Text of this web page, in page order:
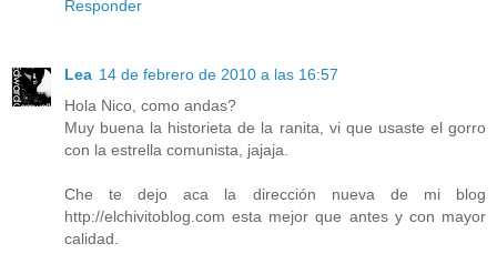
Responder
Lea 14 de febrero de 2010 a las 16:57
Hola Nico, como andas?
Muy buena la historieta de la ranita, vi que usaste el gorro
con la estrella comunista, jajaja.
Che te dejo aca la dirección nueva de mi blog
http://elchivitoblog.com esta mejor que antes y con mayor
calidad.